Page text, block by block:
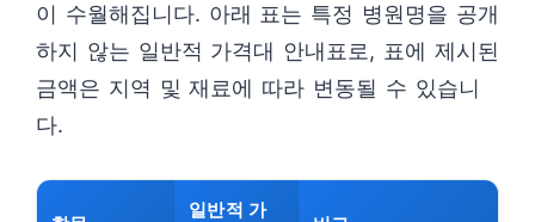
이 수월해집니다. 아래 표는 특정 병원명을 공개
하지 않는 일반적 가격대 안내표로, 표에 제시된
금액은 지역 및 재료에 따라 변동될 수 있습니
다.
일반적 가